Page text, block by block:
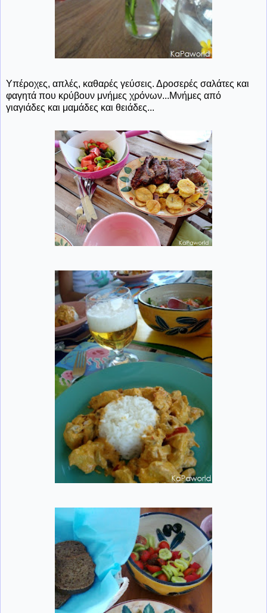
Υπέροχες, απλές, καθαρές γεύσεις. Δροσερές σαλάτες και
φαγητά που κρύβουν μνήμες χρόνων...Μνήμες από
γιαγιάδες και μαμάδες και θειάδες...